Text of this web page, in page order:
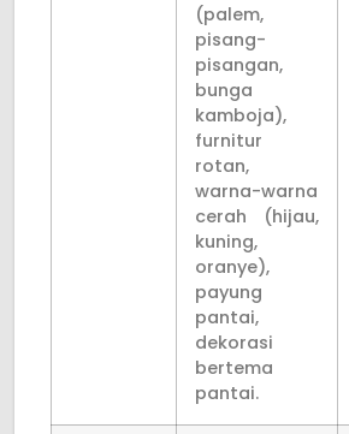
(palem,
pisang-
pisangan,
bunga
kamboja),
furnitur
rotan,
warna-warna
cerah (hijau,
kuning,
oranye),
payung
pantai,
dekorasi
bertema
pantai.